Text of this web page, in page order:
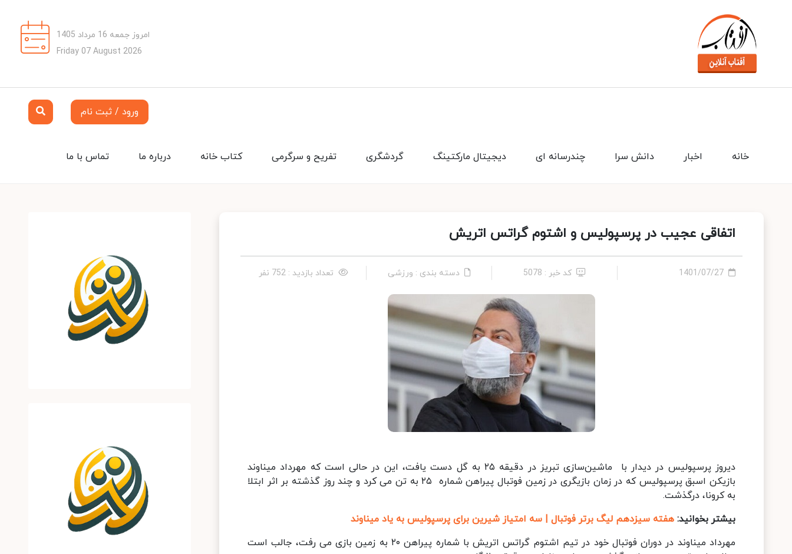
امروز جمعه 16 مرداد 1405
Friday 07 August 2026
ورود / ثبت نام
تماس با ما درباره ما کتاب خانه تفریح و سرگرمی گردشگری دیجیتال مارکتینگ چندرسانه ای دانش سرا اخبار خانه
اتفاقی عجیب در پرسپولیس و اشتوم گراتس اتریش
1401/07/27 کد خبر : 5078 دسته بندی : ورزشی تعداد بازدید : 752 نفر
دیروز پرسپولیس در دیدار با ماشین‌سازی تبریز در دقیقه ۲۵ به گل دست یافت، این در حالی است که مهرداد میناوند
بازیکن اسبق پرسپولیس که در زمان بازیگری در زمین فوتبال پیراهن شماره ۲۵ به تن می کرد و چند روز گذشته بر اثر ابتلا
به کرونا، درگذشت.
بیشتر بخوانید: هفته سیزدهم لیگ برتر فوتبال | سه امتیاز شیرین برای پرسپولیس به یاد میناوند
مهرداد میناوند در دوران فوتبال خود در تیم اشتوم گراتس اتریش با شماره پیراهن ۲۰ به زمین بازی می رفت، جالب است